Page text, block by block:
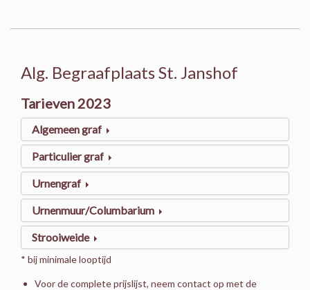
Alg. Begraafplaats St. Janshof
Tarieven 2023
Algemeen graf
Particulier graf
Urnengraf
Urnenmuur/Columbarium
Strooiweide
* bij minimale looptijd
Voor de complete prijslijst, neem contact op met de